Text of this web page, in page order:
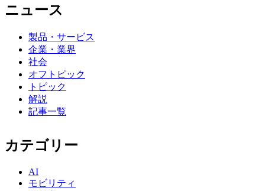
ニュース
製品・サービス
企業・業界
社会
オフトピック
トピック
解説
記事一覧
カテゴリー
AI
モビリティ